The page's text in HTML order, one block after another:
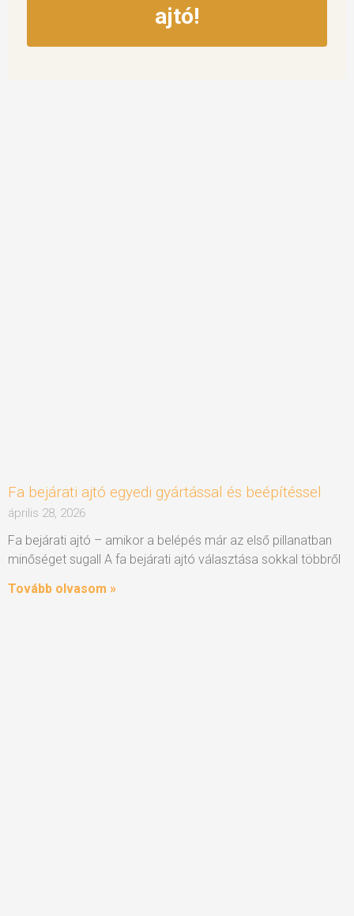
ajtó!
Fa bejárati ajtó egyedi gyártással és beépítéssel
április 28, 2026
Fa bejárati ajtó – amikor a belépés már az első pillanatban
minőséget sugall A fa bejárati ajtó választása sokkal többről
Tovább olvasom »